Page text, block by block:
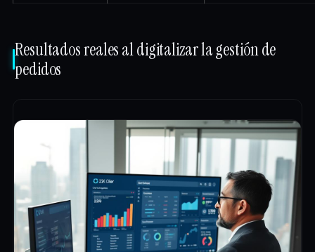
Resultados reales al digitalizar la gestión de
pedidos